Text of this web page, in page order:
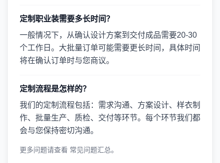
定制职业装需要多长时间？
一般情况下，从确认设计方案到交付成品需要20-30
个工作日。大批量订单可能需要更长时间，具体时间
将在确认订单时与您商议。
定制流程是怎样的？
我们的定制流程包括：需求沟通、方案设计、样衣制
作、批量生产、质检、交付等环节。每个环节我们都
会与您保持密切沟通。
更多问题请查看 常见问题汇总。